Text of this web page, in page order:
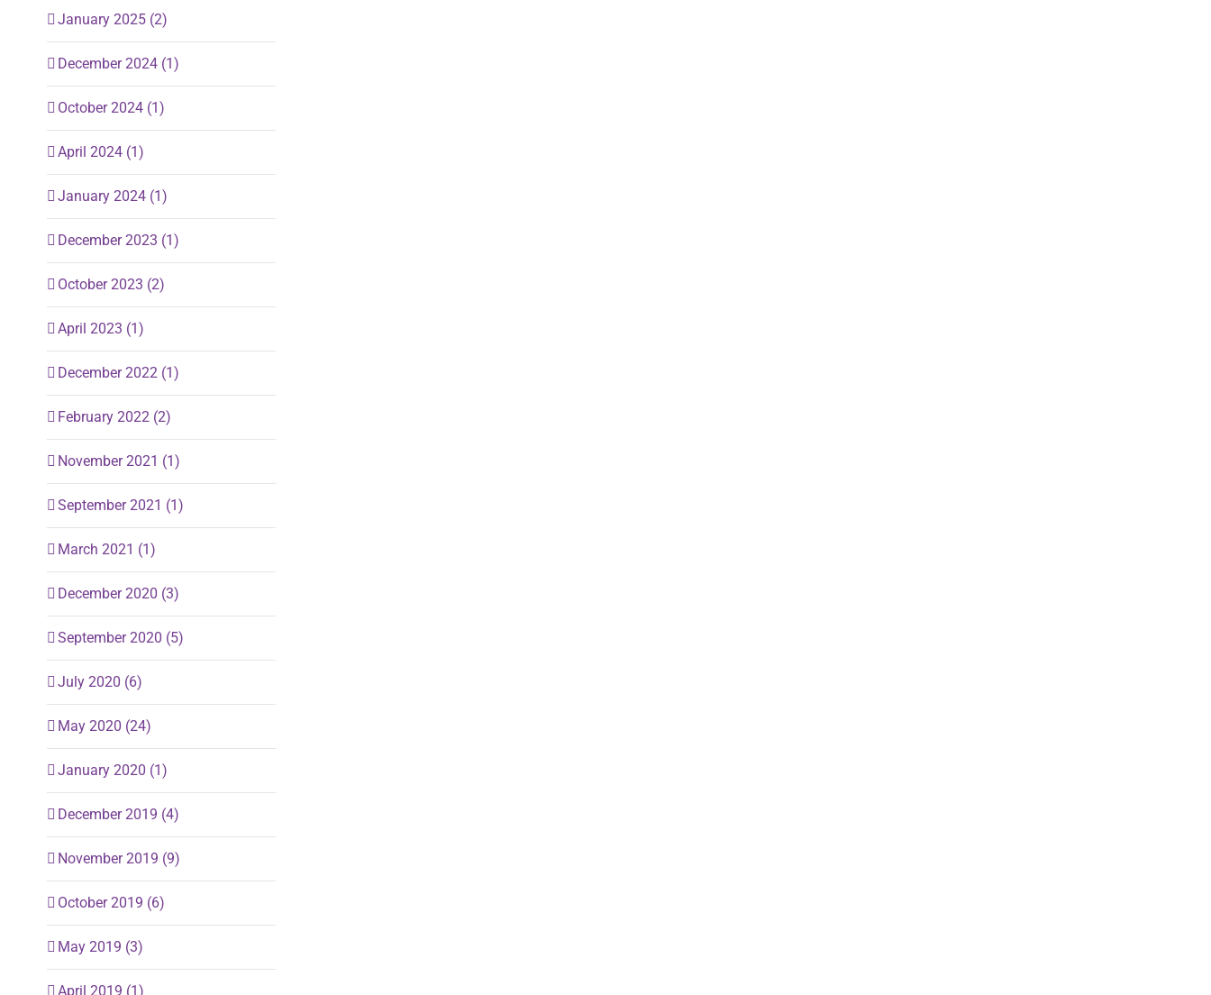
January 2025 (2)
December 2024 (1)
October 2024 (1)
April 2024 (1)
January 2024 (1)
December 2023 (1)
October 2023 (2)
April 2023 (1)
December 2022 (1)
February 2022 (2)
November 2021 (1)
September 2021 (1)
March 2021 (1)
December 2020 (3)
September 2020 (5)
July 2020 (6)
May 2020 (24)
January 2020 (1)
December 2019 (4)
November 2019 (9)
October 2019 (6)
May 2019 (3)
April 2019 (1)